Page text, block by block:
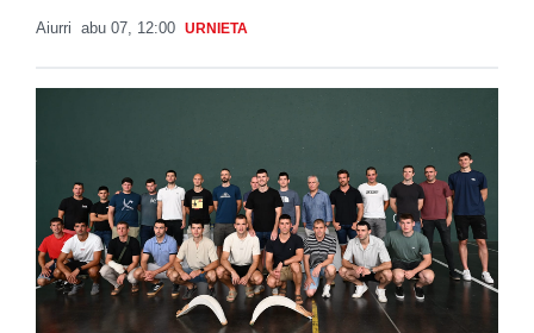
Aiurri abu 07, 12:00 URNIETA